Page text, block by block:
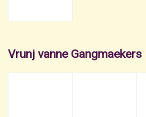
Vrunj vanne Gangmaekers